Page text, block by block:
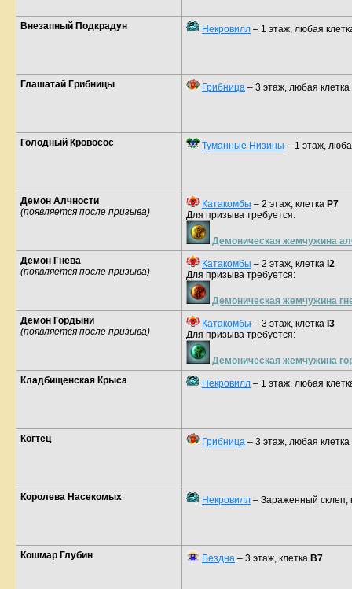
Внезапный Подкрадун Некровилл – 1 этаж, любая
Глашатай Грибницы Грибница – 3 этаж, любая клетка
Голодный Кровосос Туманные Низины – 1 этаж,
Демон Алчности
(появляется после призыва)
Катакомбы – 2 этаж, клетка P7
Для призыва требуется:
Демоническая жемчужина
Демон Гнева
(появляется после призыва)
Катакомбы – 2 этаж, клетка I2
Для призыва требуется:
Демоническая жемчужина
Демон Гордыни
(появляется после призыва)
Катакомбы – 3 этаж, клетка I3
Для призыва требуется:
Демоническая жемчужина
Кладбищенская Крыса
Некровилл – 1 этаж, любая
Когтец Грибница – 3 этаж, любая клетка
Королева Насекомых Некровилл – Зараженный склеп,
Кошмар Глубин Бездна – 3 этаж, клетка B7